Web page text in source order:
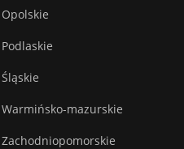
Opolskie
Podlaskie
Śląskie
Warmińsko-mazurskie
Zachodniopomorskie